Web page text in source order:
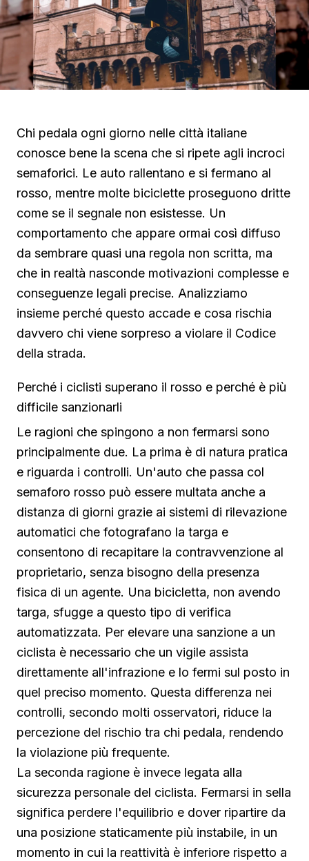
Chi pedala ogni giorno nelle città italiane
conosce bene la scena che si ripete agli incroci
semaforici. Le auto rallentano e si fermano al
rosso, mentre molte biciclette proseguono dritte
come se il segnale non esistesse. Un
comportamento che appare ormai così diffuso
da sembrare quasi una regola non scritta, ma
che in realtà nasconde motivazioni complesse e
conseguenze legali precise. Analizziamo
insieme perché questo accade e cosa rischia
davvero chi viene sorpreso a violare il Codice
della strada.
Perché i ciclisti superano il rosso e perché è più
difficile sanzionarli
Le ragioni che spingono a non fermarsi sono
principalmente due. La prima è di natura pratica
e riguarda i controlli. Un'auto che passa col
semaforo rosso può essere multata anche a
distanza di giorni grazie ai sistemi di rilevazione
automatici che fotografano la targa e
consentono di recapitare la contravvenzione al
proprietario, senza bisogno della presenza
fisica di un agente. Una bicicletta, non avendo
targa, sfugge a questo tipo di verifica
automatizzata. Per elevare una sanzione a un
ciclista è necessario che un vigile assista
direttamente all'infrazione e lo fermi sul posto in
quel preciso momento. Questa differenza nei
controlli, secondo molti osservatori, riduce la
percezione del rischio tra chi pedala, rendendo
la violazione più frequente.
La seconda ragione è invece legata alla
sicurezza personale del ciclista. Fermarsi in sella
significa perdere l'equilibrio e dover ripartire da
una posizione staticamente più instabile, in un
momento in cui la reattività è inferiore rispetto a